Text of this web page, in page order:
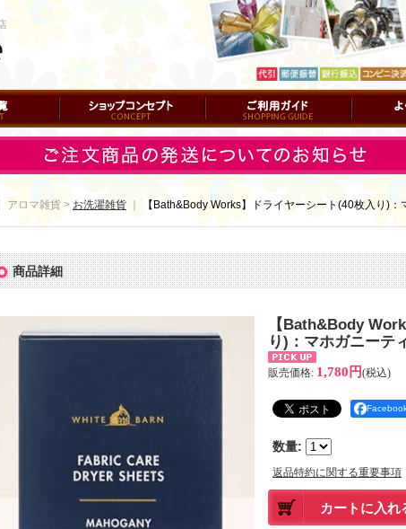
ショップコンセプト ご利用ガイド よくある
アロマ雑貨 > お洗濯雑貨 【Bath&Body Works】ドライヤーシート(40枚入り)
商品詳細
【Bath&Body
り)：マホガニーテ
販売価格: 1,780円(税込)
数量:
返品特約に関する重要事項